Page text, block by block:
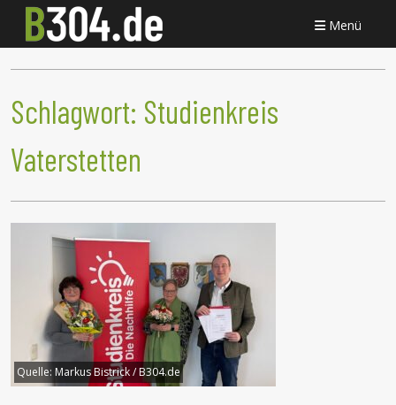
Menü
Schlagwort: Studienkreis
Vaterstetten
Quelle: Markus Bistrick / B304.de